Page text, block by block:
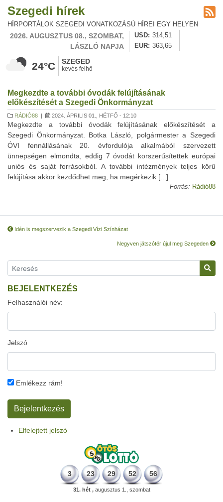
Szegedi hírek
HÍRPORTÁLOK SZEGEDI VONATKOZÁSÚ HÍREI EGY HELYEN
2026. AUGUSZTUS 08., SZOMBAT,
LÁSZLÓ NAPJA
USD
314,51
EUR
363,65
24°C SZEGED
kevés felhő
Megkezdte a további óvodák felújításának
előkészítését a Szegedi Önkormányzat
RÁDIÓ88 | 2024. ÁPRILIS 01., HÉTFŐ - 12:10
Megkezdte a további óvodák felújításának előkészítését a
Szegedi Önkormányzat. Botka László, polgármester a Szegedi
ÓVI fennállásának 20. évfordulója alkalmából szervezett
ünnepségen elmondta, eddig 7 óvodát korszerűsítettek európai
uniós és saját forrásokból. A további intézmények teljes körű
felújítása akkor kezdődhet meg, ha megérkezik [...]
Forrás: Rádió88
Idén is megszervezik a Szegedi Vízi Színházat
Negyven játszótér újul meg Szegeden
BEJELENTKEZÉS
Felhasználói név:
Jelszó
Emlékezz rám!
Elfelejtett jelszó
3 23 29 52 56
31. hét ,augusztus 1., szombat